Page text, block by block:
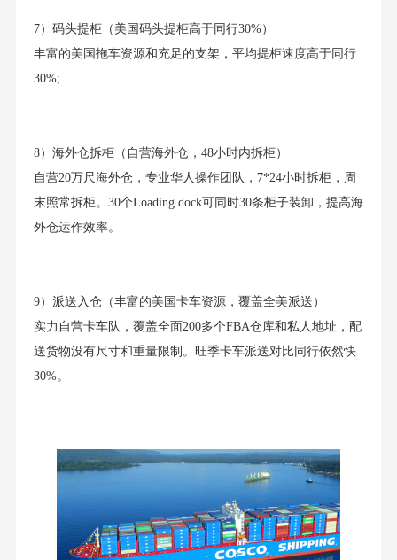
7）码头提柜（美国码头提柜高于同行30%）
丰富的美国拖车资源和充足的支架，平均提柜速度高于同行
30%;
8）海外仓拆柜（自营海外仓，48小时内拆柜）
自营20万尺海外仓，专业华人操作团队，7*24小时拆柜，周
末照常拆柜。30个Loading dock可同时30条柜子装卸，提高海
外仓运作效率。
9）派送入仓（丰富的美国卡车资源，覆盖全美派送）
实力自营卡车队，覆盖全面200多个FBA仓库和私人地址，配
送货物没有尺寸和重量限制。旺季卡车派送对比同行依然快
30%。